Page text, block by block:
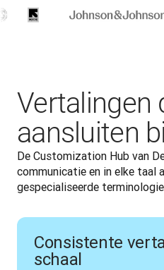
Vertalingen
aansluiten
De Customization Hub van
communicatie en in elke taal
gespecialiseerde
Consistente
schaal